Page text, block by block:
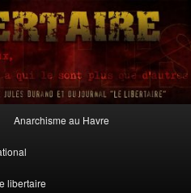
Anarchisme au Havre
libertaire